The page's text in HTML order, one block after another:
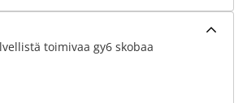
toimivaa gy6 skobaa